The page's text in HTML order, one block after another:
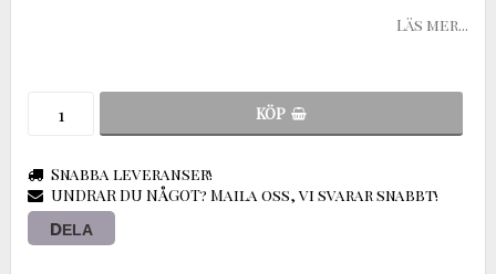
Läs mer...
KÖP
Snabba leveranser!
UNDRAR DU NÅGOT? Maila oss, vi svarar snabbt!
DELA